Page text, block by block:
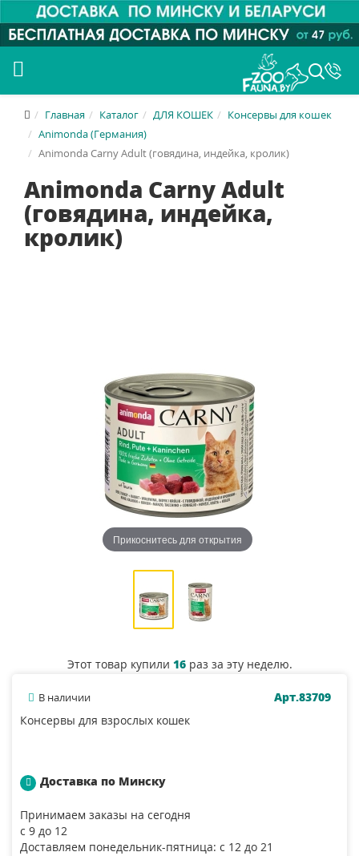
Главная Каталог ДЛЯ КОШЕК
Консервы для кошек
Animonda (Германия)
Animonda Carny Adult (говядина, индейка, кролик)
Animonda Carny Adult
(говядина, индейка,
кролик)
Прикоснитесь для открытия
Этот товар купили 16раз за эту неделю.
В наличии
Арт.83709
Консервы для взрослых кошек
Доставка по Минску
Принимаем заказы на сегодня
с 9 до 12
Доставляем понедельник-пятница: с 12 до 21